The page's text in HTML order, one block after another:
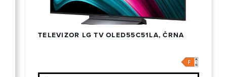
TELEVIZOR LG TV OLED55C51LA, ČRNA